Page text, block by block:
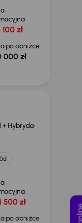
zł
po obniżce
000 zł
+ Hybryda
500 zł
po obniżce